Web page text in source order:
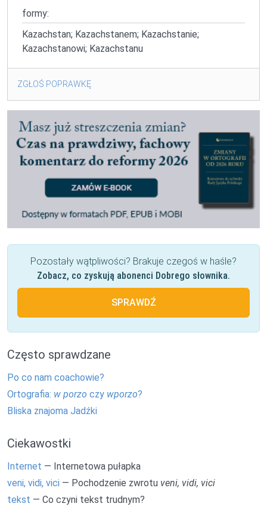
formy:
Kazachstan; Kazachstanem; Kazachstanie;
Kazachstanowi; Kazachstanu
ZGŁOŚ POPRAWKĘ
Pozostały wątpliwości? Brakuje czegoś w haśle?
Zobacz, co zyskują abonenci Dobrego słownika.
SPRAWDŹ
Często sprawdzane
Po co nam coachowie?
Ortografia: w porzo czy wporzo?
Bliska znajoma Jadźki
Ciekawostki
Internet — Internetowa pułapka
veni, vidi, vici — Pochodzenie zwrotu veni, vidi, vici
tekst — Co czyni tekst trudnym?